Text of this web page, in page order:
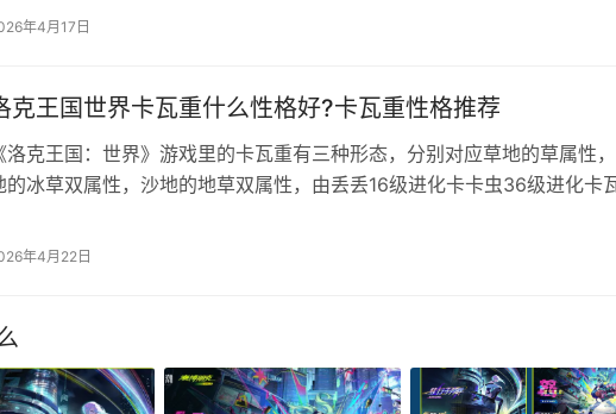
容码：0203c03703903802503503604f03b000TFTSet17 星神赐福
年4月17日
克王国世界卡瓦重什么性格好?卡瓦重性格推荐
洛克王国：世界》游戏里的卡瓦重有三种形态，分别对应草地的草属性
的冰草双属性，沙地的地草双属性，由丢丢16级进化卡卡虫36级进化卡
！ 不同形态的区别 雪山形态（草+冰）‌：速度种族值最高（135），生命
年4月22日